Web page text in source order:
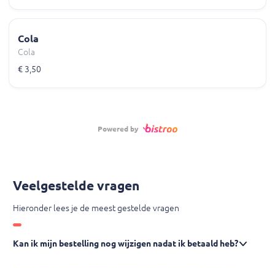
Cola
Cola
€ 3,50
Powered by
Veelgestelde vragen
Hieronder lees je de meest gestelde vragen
Kan ik mijn bestelling nog wijzigen nadat ik betaald heb?